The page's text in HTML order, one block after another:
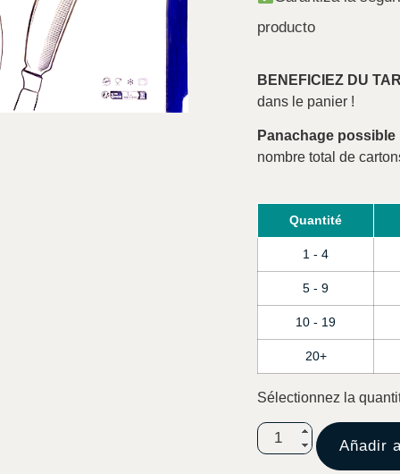
producto
BENEFICIEZ DU
dans le panier !
Panachage possible
nombre total de
Quantité
1 - 4
5 - 9
10 - 19
20+
Sélectionnez la
Añadir